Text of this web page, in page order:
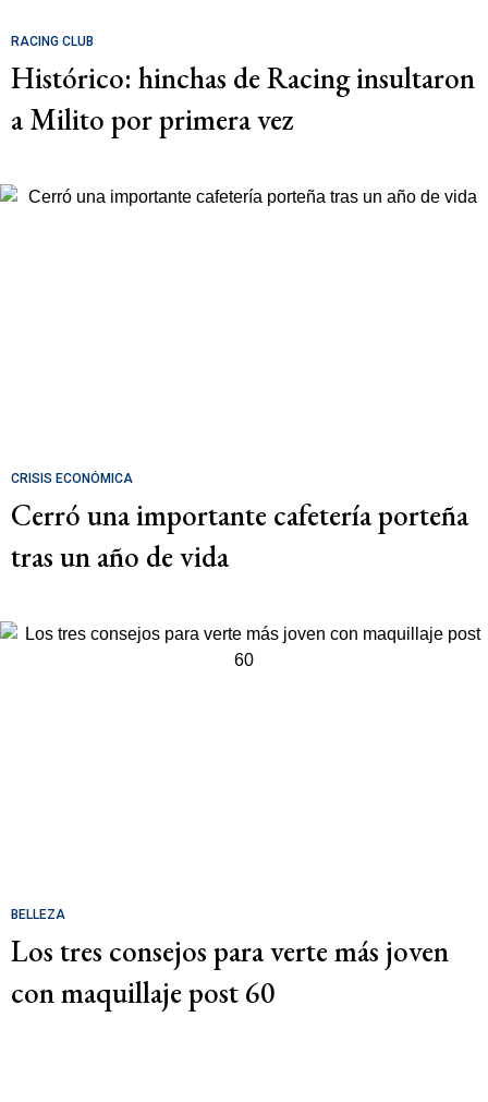
RACING CLUB
Histórico: hinchas de Racing insultaron
a Milito por primera vez
CRISIS ECONÓMICA
Cerró una importante cafetería porteña
tras un año de vida
BELLEZA
Los tres consejos para verte más joven
con maquillaje post 60